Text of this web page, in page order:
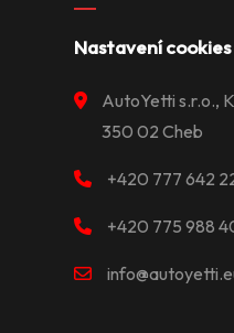
Nastavení cookies
AutoYetti s.r.o.,
350 02 Cheb
+420 777 642
+420 775 988